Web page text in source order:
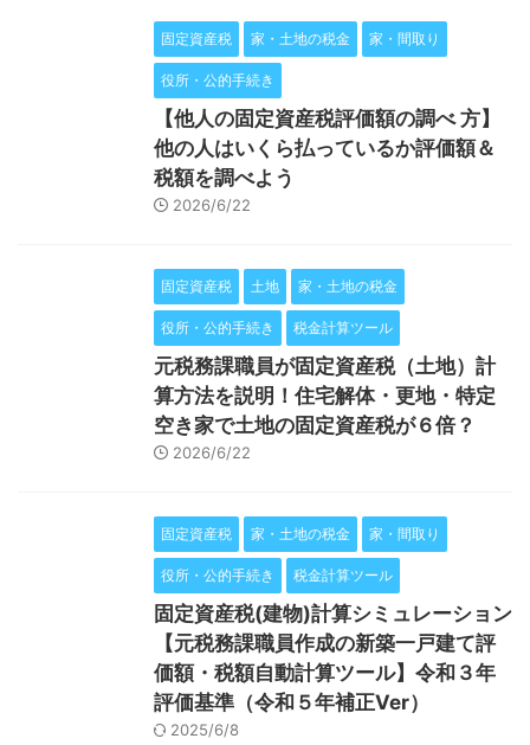
固定資産税 家・土地の税金 家・間取り
役所・公的手続き
【他人の固定資産税評価額の調べ 方】
他の人はいくら払っているか評価額＆
税額を調べよう
2026/6/22
固定資産税 土地 家・土地の税金
役所・公的手続き 税金計算ツール
元税務課職員が固定資産税（土地）計
算方法を説明！住宅解体・更地・特定
空き家で土地の固定資産税が６倍？
2026/6/22
固定資産税 家・土地の税金 家・間取り
役所・公的手続き 税金計算ツール
固定資産税(建物)計算シミュレーション
【元税務課職員作成の新築一戸建て評
価額・税額自動計算ツール】令和３年
評価基準（令和５年補正Ver）
2025/6/8